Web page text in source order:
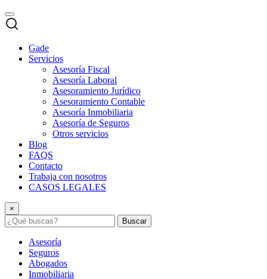
Gade
Servicios
Asesoría Fiscal
Asesoría Laboral
Asesoramiento Jurídico
Asesoramiento Contable
Asesoría Inmobiliaria
Asesoría de Seguros
Otros servicios
Blog
FAQS
Contacto
Trabaja con nosotros
CASOS LEGALES
×
Buscar
Asesoría
Seguros
Abogados
Inmobiliaria